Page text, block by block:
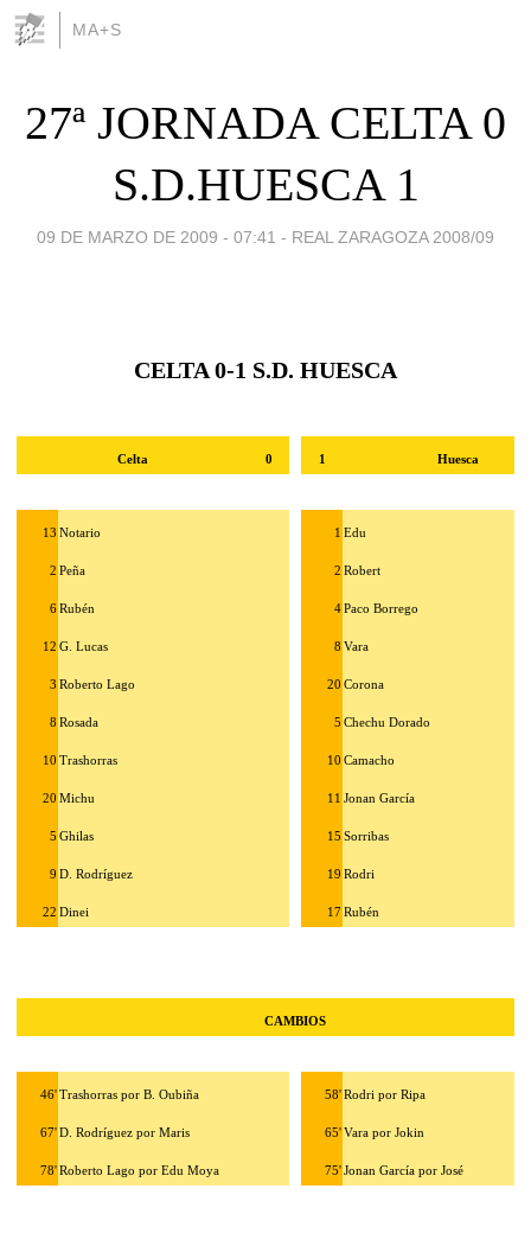
MA+S
27ª JORNADA CELTA 0
S.D.HUESCA 1
09 DE MARZO DE 2009 - 07:41 - REAL ZARAGOZA 2008/09
CELTA 0-1 S.D. HUESCA
Celta 0 1 Huesca
13 Notario
2 Peña
6Rubén
12 G. Lucas
3 Roberto Lago
8 Rosada
10 Trashorras
20 Michu
5 Ghilas
9 D. Rodríguez
22 Dinei
1 Edu
2 Robert
4Paco Borrego
8 Vara
20 Corona
5 Chechu Dorado
10 Camacho
11 Jonan García
15 Sorribas
19 Rodri
17Rubén
CAMBIOS
46'Trashorras por B. Oubiña
67'D. Rodríguez por Maris
78'Roberto Lago por Edu Moya
58'Rodri por Ripa
65'Vara por Jokin
75'Jonan García por José